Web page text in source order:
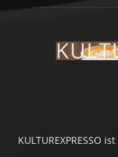
KULTUREXPRESSO